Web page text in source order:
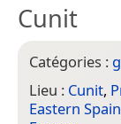
Cunit
Catégories :
Lieu : Cunit,
Eastern Spain